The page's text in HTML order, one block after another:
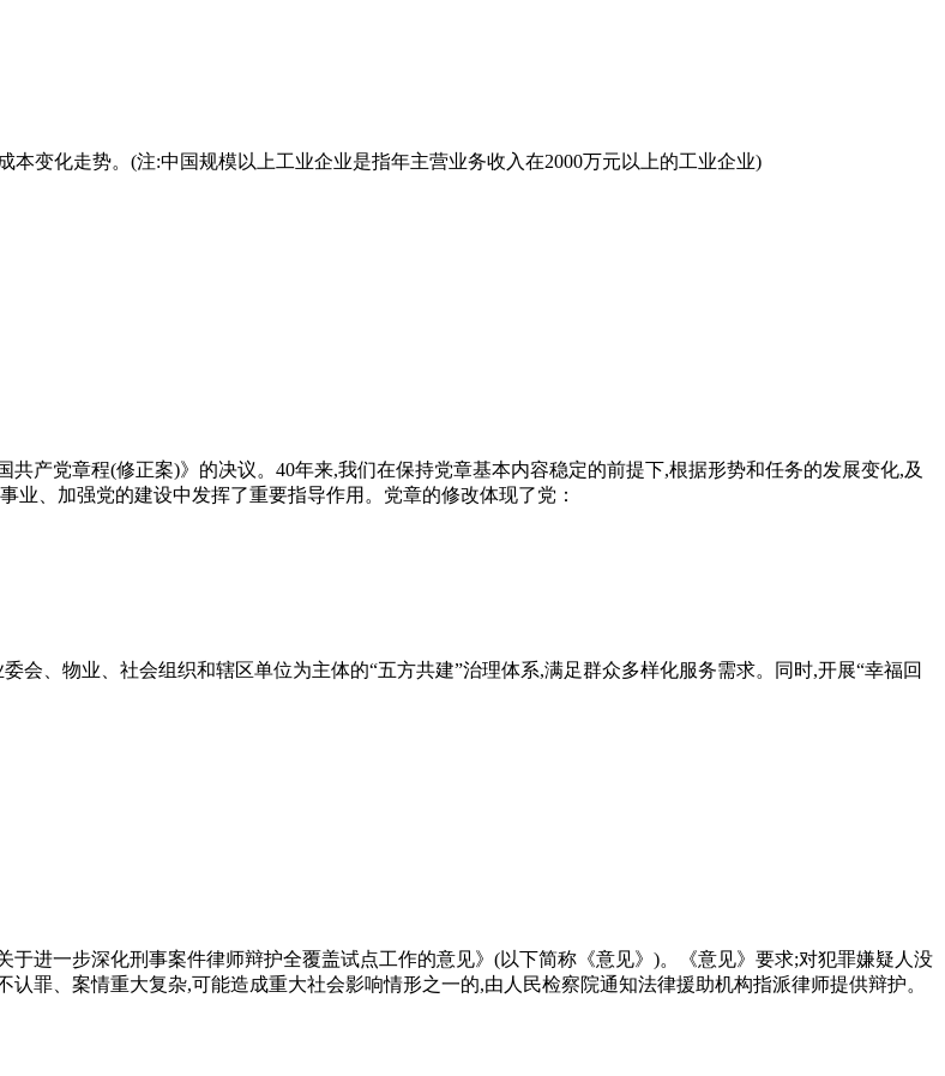
变化走势。(注:中国规模以上工业企业是指年主营业务收入在2000万元以上的工业企业)
产党章程(修正案)》的决议。40年来,我们在保持党章基本内容稳定的前提下,根据形势和任务的发展变化,及
、加强党的建设中发挥了重要指导作用。党章的修改体现了党：
会、物业、社会组织和辖区单位为主体的“五方共建”治理体系,满足群众多样化服务需求。同时,开展“幸福回
进一步深化刑事案件律师辩护全覆盖试点工作的意见》(以下简称《意见》)。《意见》要求;对犯罪嫌疑人没
罪、案情重大复杂,可能造成重大社会影响情形之一的,由人民检察院通知法律援助机构指派律师提供辩护。